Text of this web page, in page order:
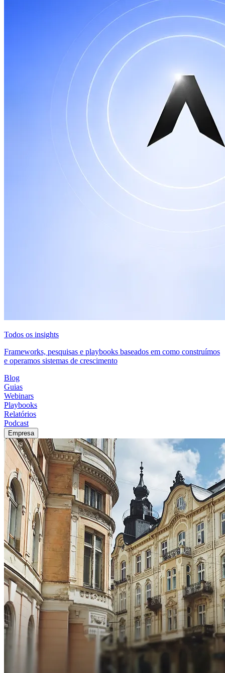
Todos os insights
Frameworks, pesquisas e playbooks baseados em como construímos
e operamos sistemas de crescimento
Blog
Guias
Webinars
Playbooks
Relatórios
Podcast
Empresa